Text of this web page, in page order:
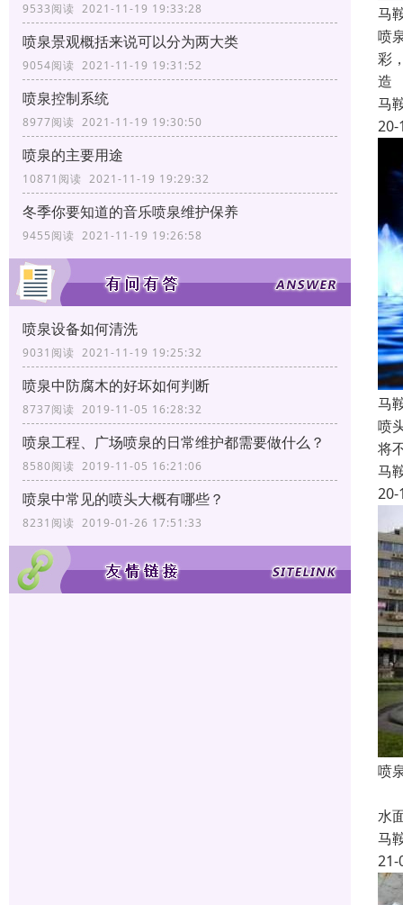
9533阅读 2021-11-19 19:33:28
喷泉景观概括来说可以分为两大类
9054阅读 2021-11-19 19:31:52
喷泉控制系统
8977阅读 2021-11-19 19:30:50
喷泉的主要用途
10871阅读 2021-11-19 19:29:32
冬季你要知道的音乐喷泉维护保养
9455阅读 2021-11-19 19:26:58
喷泉设备如何清洗
9031阅读 2021-11-19 19:25:32
喷泉中防腐木的好坏如何判断
8737阅读 2019-11-05 16:28:32
喷泉工程、广场喷泉的日常维护都需要做什么？
8580阅读 2019-11-05 16:21:06
喷泉中常见的喷头大概有哪些？
8231阅读 2019-01-26 17:51:33
马
喷
彩
造
马
20-
马
喷
将
马
20-
喷
水
马
21-